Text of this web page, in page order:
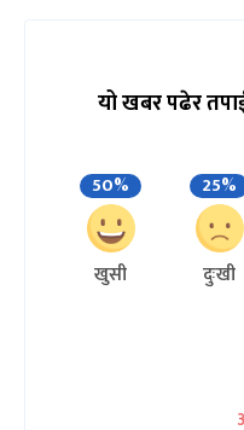
यो खबर पढेर
50%
खुसी
25%
दुःखी